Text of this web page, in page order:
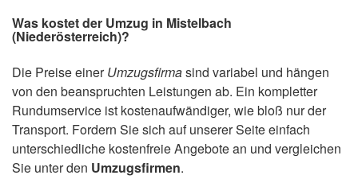
Was kostet der Umzug in Mistelbach
(Niederösterreich)?
Die Preise einerUmzugsfirmasind variabel und hängen
von den beanspruchten Leistungen ab. Ein kompletter
Rundumservice ist kostenaufwändiger, wie bloß nur der
Transport. Fordern Sie sich auf unserer Seite einfach
unterschiedliche kostenfreie Angebote an und vergleichen
Sie unter den Umzugsfirmen.